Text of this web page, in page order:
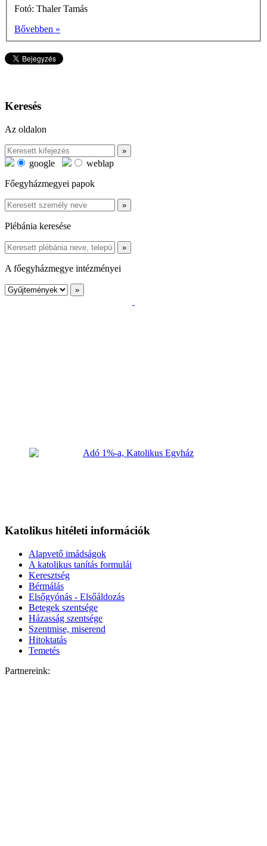
Fotó: Thaler Tamás
Bővebben »
Keresés
Az oldalon
google
weblap
Főegyházmegyei papok
Plébánia keresése
A főegyházmegye intézményei
Katolikus hitéleti információk
Alapvető imádságok
A katolikus tanítás formulái
Keresztség
Bérmálás
Elsőgyónás - Elsőáldozás
Betegek szentsége
Házasság szentsége
Szentmise, miserend
Hitoktatás
Temetés
Partnereink: